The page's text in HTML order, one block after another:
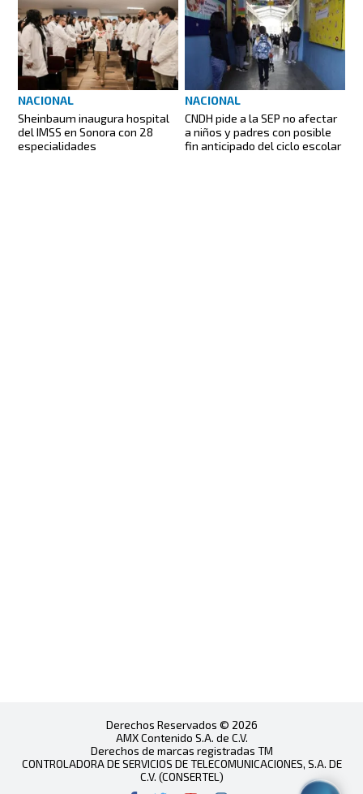
NACIONAL
Sheinbaum inaugura hospital
del IMSS en Sonora con 28
especialidades
NACIONAL
CNDH pide a la SEP no afectar
a niños y padres con posible
fin anticipado del ciclo escolar
Derechos Reservados © 2026
AMX Contenido S.A. de C.V.
Derechos de marcas registradas TM
CONTROLADORA DE SERVICIOS DE TELECOMUNICACIONES, S.A. DE
C.V. (CONSERTEL)